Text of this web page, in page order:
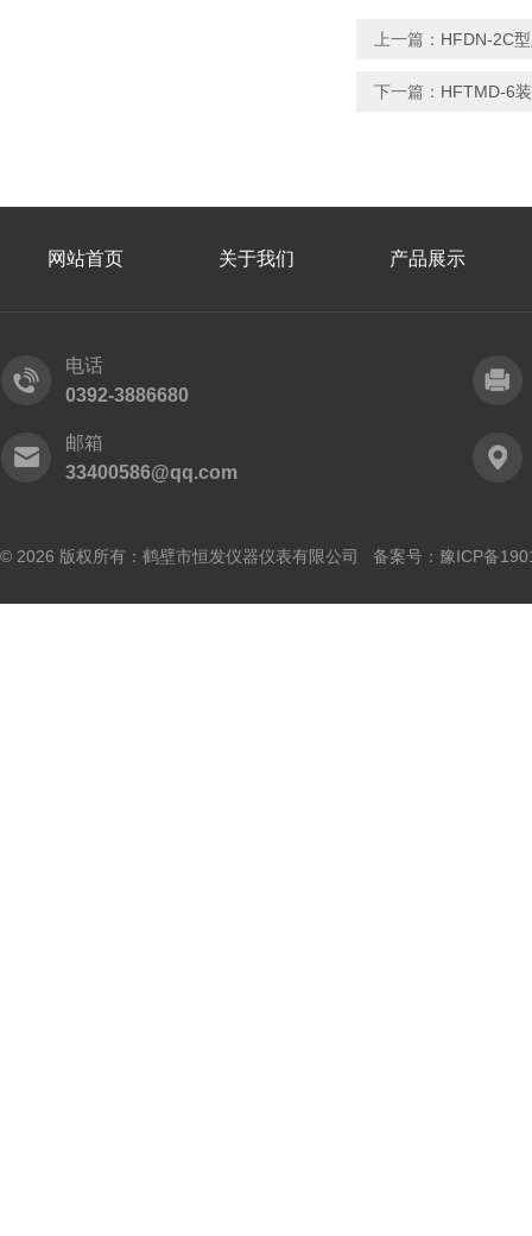
上一篇： HFDN-2C
下一篇： HFTMD-6
网站首页 关于我们 产品展示
电话
0392-3886680
邮箱
33400586@qq.com
© 2026 版权所有：鹤壁市恒发仪器仪表有限公司 备案号： 豫ICP备